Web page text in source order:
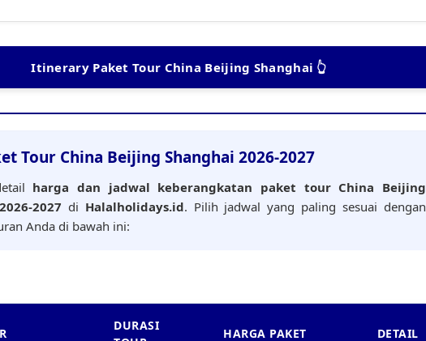
Itinerary Paket Tour China Beijing Shanghai 👆
Tour China Beijing Shanghai 2026-2027
harga dan jadwal keberangkatan paket tour China Beijing
2027 di Halalholidays.id. Pilih jadwal yang paling sesuai dengan
Anda di bawah ini:
DURASI
HARGA PAKET DETAIL